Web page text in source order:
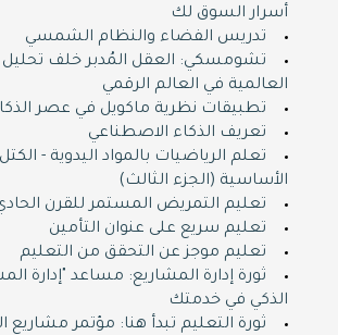
أسرار السوق لك
تدريس الفضاء والنظام الشمسي
تشومسكي: العقل المُدبر خلف
العالمية في العالم الرقمي
تطبيقات نظرية ماكويل في عصر
تعريف الذكاء الاصطناعي
تعلم الرياضيات بالمواد اليدوية -
الأساسية (الجزء الثالث)
تعليم التمريض المستمر للقرن
تعليم سريع على عنوان التأمين
تعليم موجز عن التحقق من التعليم
ثورة إدارة المشاريع: مساعد "إدارة
الذكي في خدمتك
ثورة التعليم تبدأ هنا: مؤتمر